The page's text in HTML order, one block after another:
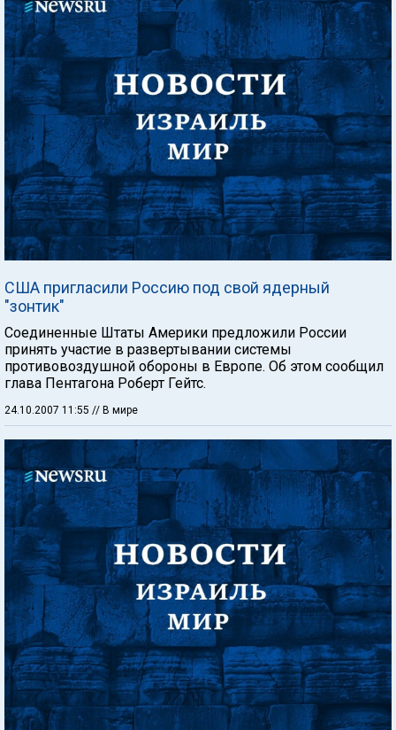
США пригласили Россию под свой ядерный
"зонтик"
Соединенные Штаты Америки предложили России
принять участие в развертывании системы
противовоздушной обороны в Европе. Об этом сообщил
глава Пентагона Роберт Гейтс.
24.10.2007 11:55 // В мире